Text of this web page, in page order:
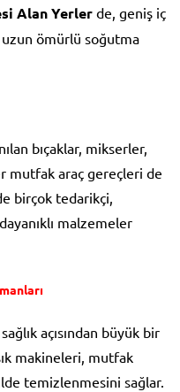
Alan Yerler de, geniş iç
ömürlü soğutma
bıçaklar, mikserler,
mutfak araç gereçleri de
birçok tedarikçi,
malzemeler
açısından büyük bir
makineleri, mutfak
temizlenmesini sağlar.